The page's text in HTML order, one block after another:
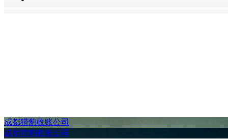
成都猎豹收账公司
成都猎豹收账公司